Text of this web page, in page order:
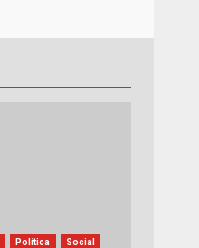
Política Social